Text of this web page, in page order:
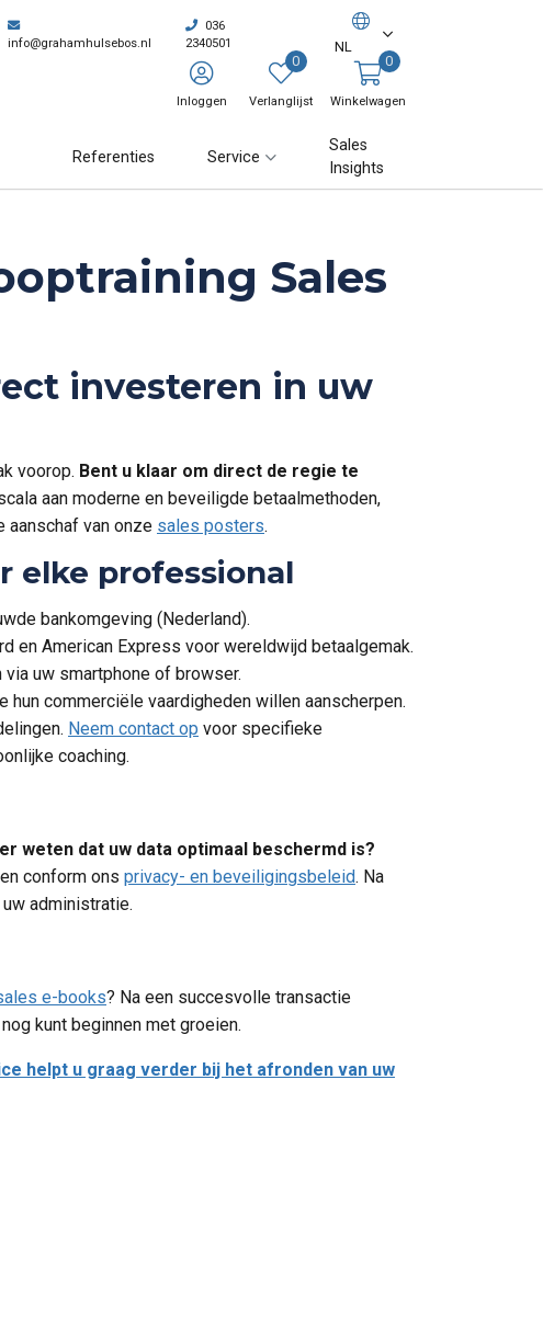
info@grahamhulsebos.nl
036
2340501
NL
Inloggen
0
Verlanglijst
0
Winkelwagen
Referenties Service
Sales
Insights
Sales
investeren in uw
voorop. Bent u klaar om direct de regie te
aan moderne en beveiligde betaalmethoden,
aanschaf van onze sales posters.
elke professional
bankomgeving (Nederland).
en American Express voor wereldwijd betaalgemak.
uw smartphone of browser.
commerciële vaardigheden willen aanscherpen.
Neem contact op voor specifieke
coaching.
weten dat uw data optimaal beschermd is?
conform ons privacy- en beveiligingsbeleid. Na
administratie.
e-books? Na een succesvolle transactie
kunt beginnen met groeien.
helpt u graag verder bij het afronden van uw